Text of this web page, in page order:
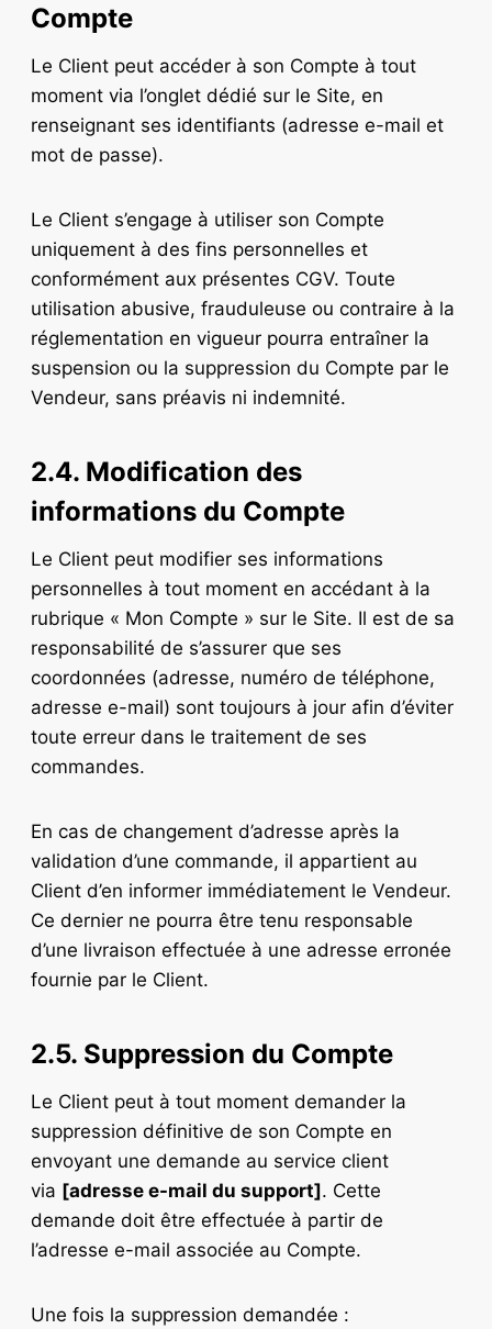
Compte
Le Client peut accéder à son Compte à tout
moment via l’onglet dédié sur le Site, en
renseignant ses identifiants (adresse e-mail et
mot de passe).
Le Client s’engage à utiliser son Compte
uniquement à des fins personnelles et
conformément aux présentes CGV. Toute
utilisation abusive, frauduleuse ou contraire à la
réglementation en vigueur pourra entraîner la
suspension ou la suppression du Compte par le
Vendeur, sans préavis ni indemnité.
2.4. Modification des
informations du Compte
Le Client peut modifier ses informations
personnelles à tout moment en accédant à la
rubrique « Mon Compte » sur le Site. Il est de sa
responsabilité de s’assurer que ses
coordonnées (adresse, numéro de téléphone,
adresse e-mail) sont toujours à jour afin d’éviter
toute erreur dans le traitement de ses
commandes.
En cas de changement d’adresse après la
validation d’une commande, il appartient au
Client d’en informer immédiatement le Vendeur.
Ce dernier ne pourra être tenu responsable
d’une livraison effectuée à une adresse erronée
fournie par le Client.
2.5. Suppression du Compte
Le Client peut à tout moment demander la
suppression définitive de son Compte en
envoyant une demande au service client
via [adresse e-mail du support]. Cette
demande doit être effectuée à partir de
l’adresse e-mail associée au Compte.
Une fois la suppression demandée :